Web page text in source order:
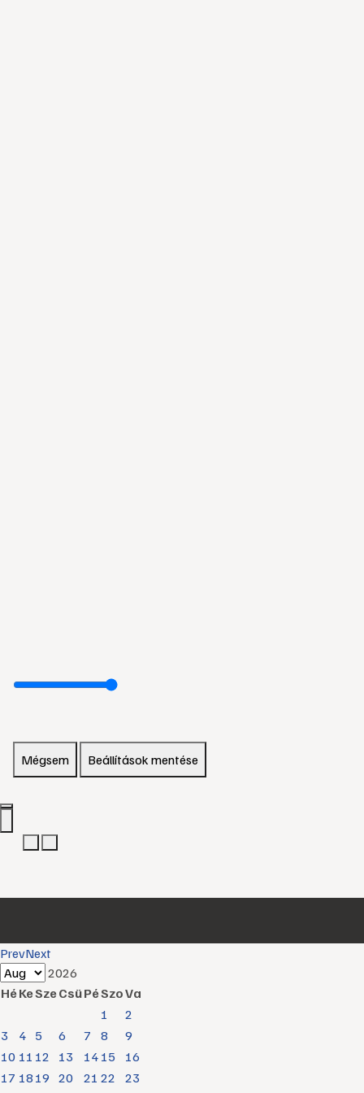
Mégsem Beállítások mentése
PrevNext
2026
HéKeSzeCsüPéSzoVa
1
2
3
4 5 6 7 8
9
10 11 12 13 14 15
16
17 18 19 20 21 22
23